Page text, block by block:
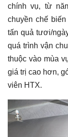
chính vụ, từ
chuyền chế
tấn quả tươi/
quá trình vận
thuộc vào mùa
giá trị cao hơn,
viên HTX.